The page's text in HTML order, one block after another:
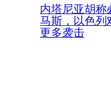
内塔尼亚胡称
马斯，以色列
更多袭击